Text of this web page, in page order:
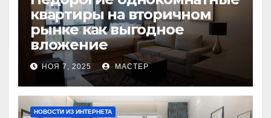
квартиры на вторичном
рынке как выгодное
вложение
НОЯ 7, 2025 МАСТЕР
НОВОСТИ ИЗ ИНТЕРНЕТА